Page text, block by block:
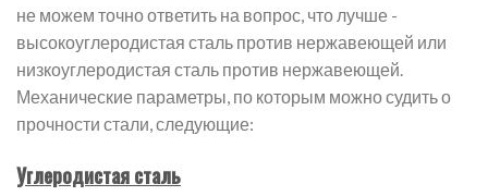
не можем точно ответить на вопрос, что лучше -
высокоуглеродистая сталь против нержавеющей или
низкоуглеродистая сталь против нержавеющей.
Механические параметры, по которым можно судить о
прочности стали, следующие:
Углеродистая сталь